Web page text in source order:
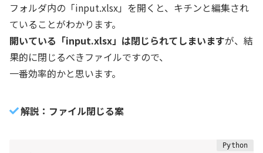
フォルダ内の「input.xlsx」を開くと、キチンと編集され
ていることがわかります。
開いている「input.xlsx」は閉じられてしまいますが、結
果的に閉じるべきファイルですので、
一番効率的かと思います。
解説：ファイル閉じる案